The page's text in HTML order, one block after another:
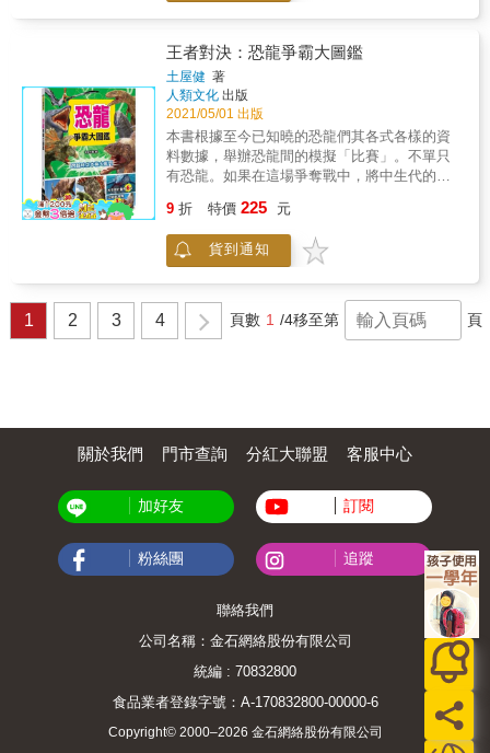
王者對決：恐龍爭霸大圖鑑
土屋健 著
人類文化 出版
2021/05/01 出版
本書根據至今已知曉的恐龍們其各式各樣的資
料數據，舉辦恐龍間的模擬「比賽」。不單只
有恐龍。如果在這場爭奪戰中，將中生代的空
距今約2億5200萬年前開始，直到約6600萬年
前為止的「中生代」，在此時代，陸地的「霸
權」掌握在恐龍手上。假使恐龍們跨越時空、
中，是不是讓人感到興奮不已呢？本書藉由CG
繪圖將場景還原呈現，請觀賞這場跨時空的恐
9 折 特價 225 元
貨到通知
1 2 3 4 頁數 1 /4移至第 頁
關於我們 門市查詢 分紅大聯盟 客服中心
加好友 訂閱
粉絲團 追蹤
聯絡我們
公司名稱：金石網絡股份有限公司
統編 : 70832800
食品業者登錄字號：A-170832800-00000-6
Copyright© 2000–2026 金石網絡股份有限公司